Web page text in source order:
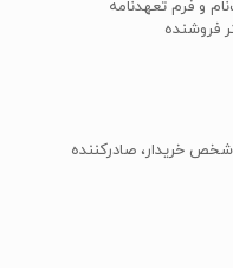
و فرم تعهد‌نامه
فروشنده
خریدار، صادرکننده